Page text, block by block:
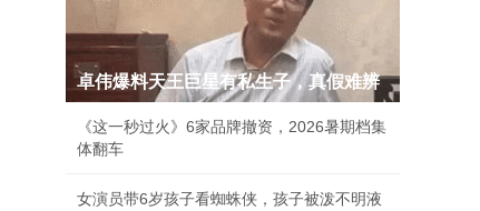
卓伟爆料天王巨星有私生子，真假难辨
《这一秒过火》6家品牌撤资，2026暑期档集
体翻车
女演员带6岁孩子看蜘蛛侠，孩子被泼不明液